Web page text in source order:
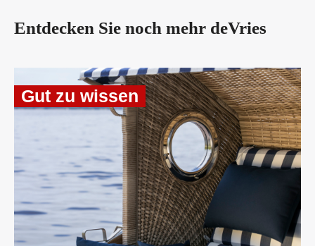
Entdecken Sie noch mehr deVries
Gut zu wissen